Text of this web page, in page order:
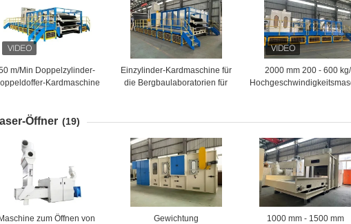
m/Min Doppelzylinder-
Kardmaschine
Einzylinder-Kardmaschine für
die Bergbaulaboratorien für
2000 mm 200 - 600
Öffner (19)
Maschine zum Öffnen von
Gewichtung
1000 mm - 1500 mm